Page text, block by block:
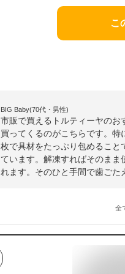
こ
BIG Baby(70代・男性)
市販で買えるトルティーヤの
買ってくるのがこちらです。
枚で具材をたっぷり包めるこ
ています。解凍すればそのま
れます。そのひと手間で歯ごた
全